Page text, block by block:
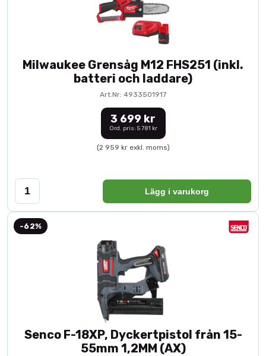
Milwaukee Grensåg M12 FHS251 (inkl.
batteri och laddare)
Art.Nr: 4933501917
3 699 kr
Ord. pris: 5 781 kr
(2 959 kr exkl. moms)
Lägg i varukorg
-62%
Senco F-18XP, Dyckertpistol från 15-
55mm 1,2MM (AX)